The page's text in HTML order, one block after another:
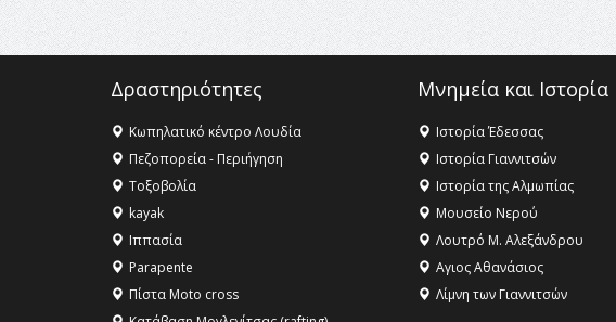
Δραστηριότητες
Κωπηλατικό κέντρο Λουδία
Πεζοπορεία - Περιήγηση
Τοξοβολία
kayak
Ιππασία
Parapente
Πίστα Moto cross
Μνημεία και Ιστορία
Ιστορία Έδεσσας
Ιστορία Γιαννιτσών
Ιστορία της Αλμωπίας
Μουσείο Νερού
Λουτρό Μ. Αλεξάνδρου
Αγιος Αθανάσιος
Λίμνη των Γιαννιτσών